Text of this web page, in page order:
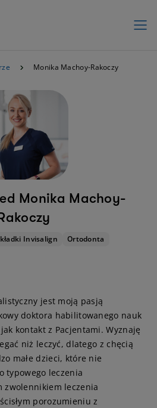
Monika Machoy-Rakoczy
Monika Machoy-
Invisalign Ortodonta
jest moją pasją
doktora habilitowanego nauk
kontakt z Pacjentami. Wyznaję
niż leczyć, dlatego z chęcią
małe dzieci, które nie
typowego leczenia
zwolennikiem leczenia
porozumieniu z